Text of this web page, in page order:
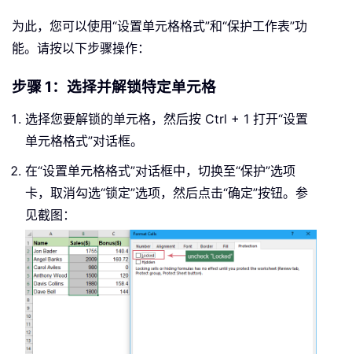
为此，您可以使用“设置单元格格式”和“保护工作表”功
能。请按以下步骤操作：
步骤 1：选择并解锁特定单元格
选择您要解锁的单元格，然后按 Ctrl + 1 打开“设置
单元格格式”对话框。
在“设置单元格格式”对话框中，切换至“保护”选项
卡，取消勾选“锁定”选项，然后点击“确定”按钮。参
见截图：